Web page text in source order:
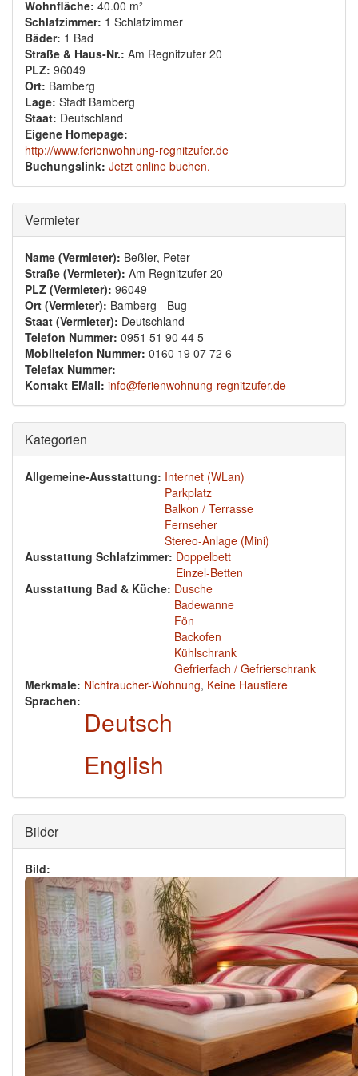
Wohnfläche: 40.00 m²
Schlafzimmer: 1 Schlafzimmer
Bäder: 1 Bad
Straße & Haus-Nr.: Am Regnitzufer 20
PLZ: 96049
Ort: Bamberg
Lage: Stadt Bamberg
Staat: Deutschland
Eigene Homepage:
http://www.ferienwohnung-regnitzufer.de
Buchungslink: Jetzt online buchen.
Ausblenden
Vermieter
Name (Vermieter): Beßler, Peter
Straße (Vermieter): Am Regnitzufer 20
PLZ (Vermieter): 96049
Ort (Vermieter): Bamberg - Bug
Staat (Vermieter): Deutschland
Telefon Nummer: 0951 51 90 44 5
Mobiltelefon Nummer: 0160 19 07 72 6
Telefax Nummer:
Kontakt EMail: info@ferienwohnung-regnitzufer.de
Ausblenden
Kategorien
Allgemeine-Ausstattung: Internet (WLan)
Parkplatz
Balkon / Terrasse
Fernseher
Stereo-Anlage (Mini)
Ausstattung Schlafzimmer: Doppelbett
Einzel-Betten
Ausstattung Bad & Küche: Dusche
Badewanne
Fön
Backofen
Kühlschrank
Gefrierfach / Gefrierschrank
Merkmale: Nichtraucher-Wohnung, Keine Haustiere
Sprachen:
Deutsch
English
Ausblenden
Bilder
Bild: